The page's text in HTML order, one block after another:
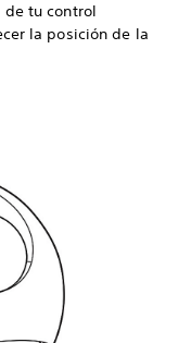
de tu control
la posición de la